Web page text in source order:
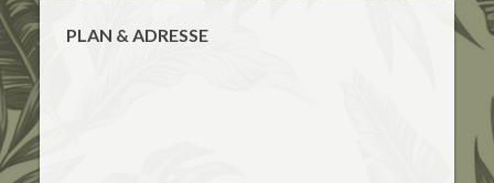
PLAN & ADRESSE